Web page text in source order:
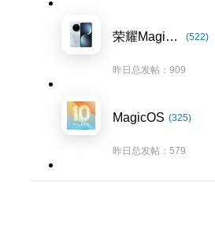
荣耀Magic7系列 (522)
昨日总发帖：909
MagicOS (325)
昨日总发帖：579